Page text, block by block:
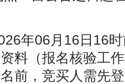
年06月16日16
料（报名核验工
前，竞买人需先